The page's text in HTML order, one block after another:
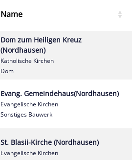
Name
Dom zum Heiligen Kreuz
(Nordhausen)
Katholische Kirchen
Dom
Evang. Gemeindehaus(Nordhausen)
Evangelische Kirchen
Sonstiges Bauwerk
St. Blasii-Kirche (Nordhausen)
Evangelische Kirchen